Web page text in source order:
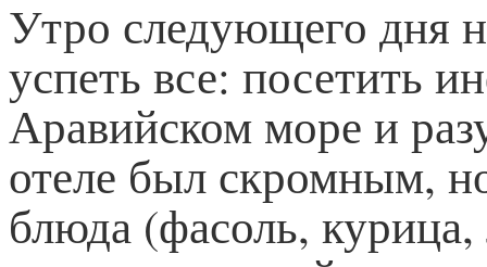
Утро следующего дня
успеть все: посетить
Аравийском море и
отеле был скромным,
блюда (фасоль,